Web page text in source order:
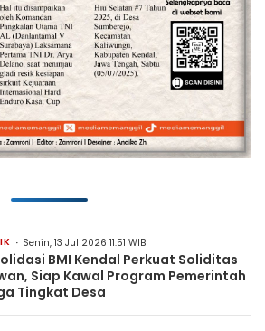
Senin, 13 Jul 2026 11:51 WIB
BMI Kendal Perkuat Soliditas
Siap Kawal Program Pemerintah
Tingkat Desa